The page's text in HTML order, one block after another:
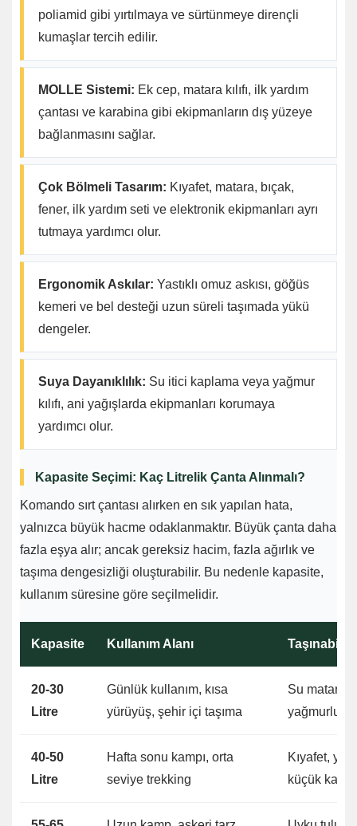
poliamid gibi yırtılmaya ve sürtünmeye dirençli
kumaşlar tercih edilir.
MOLLE Sistemi: Ek cep, matara kılıfı, ilk yardım
çantası ve karabina gibi ekipmanların dış yüzeye
bağlanmasını sağlar.
Çok Bölmeli Tasarım: Kıyafet, matara, bıçak,
fener, ilk yardım seti ve elektronik ekipmanları ayrı
tutmaya yardımcı olur.
Ergonomik Askılar: Yastıklı omuz askısı, göğüs
kemeri ve bel desteği uzun süreli taşımada yükü
dengeler.
Suya Dayanıklılık: Su itici kaplama veya yağmur
kılıfı, ani yağışlarda ekipmanları korumaya
yardımcı olur.
Kapasite Seçimi: Kaç Litrelik Çanta Alınmalı?
Komando sırt çantası alırken en sık yapılan hata,
yalnızca büyük hacme odaklanmaktır. Büyük çanta daha
fazla eşya alır; ancak gereksiz hacim, fazla ağırlık ve
taşıma dengesizliği oluşturabilir. Bu nedenle kapasite,
kullanım süresine göre seçilmelidir.
Kapasite Kullanım Alanı
20-30
Litre
Günlük kullanım, kısa
yürüyüş, şehir içi taşıma
Su
yağmurluk,
40-50
Litre
Hafta sonu kampı, orta
seviye trekking
Kıyafet,
küçük